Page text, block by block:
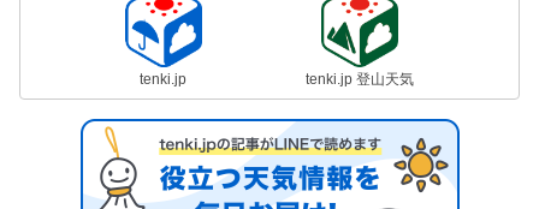
tenki.jp tenki.jp 登山天気